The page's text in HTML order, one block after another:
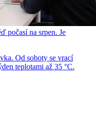
počasí na srpen. Je
Od soboty se vrací
teplotami až 35 °C.